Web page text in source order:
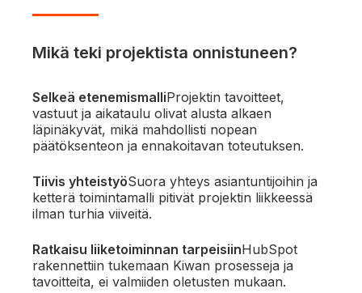
Mikä teki projektista onnistuneen?
Selkeä etenemismalliProjektin tavoitteet,
vastuut ja aikataulu olivat alusta alkaen
läpinäkyvät, mikä mahdollisti nopean
päätöksenteon ja ennakoitavan toteutuksen.
Tiivis yhteistyöSuora yhteys asiantuntijoihin ja
ketterä toimintamalli pitivät projektin liikkeessä
ilman turhia viiveitä.
Ratkaisu liiketoiminnan tarpeisiinHubSpot
rakennettiin tukemaan Kiwan prosesseja ja
tavoitteita, ei valmiiden oletusten mukaan.